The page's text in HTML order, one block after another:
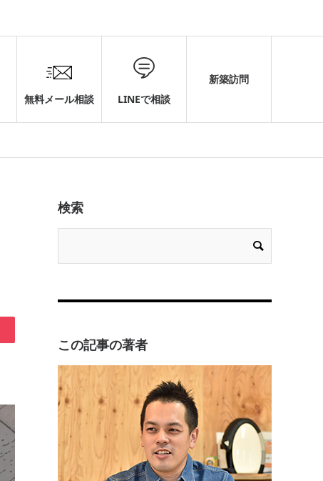
無料メール相談 LINEで相談
新築訪問
検索
この記事の著者